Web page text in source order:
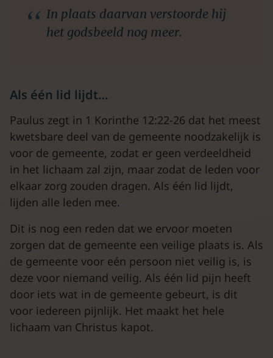
In plaats daarvan verstoorde hij
het godsbeeld nog meer.
Als één lid lijdt…
Paulus zegt in 1 Korinthe 12:22-26 dat het meest
kwetsbare deel van de gemeente noodzakelijk is
voor de gemeente, zodat er geen verdeeldheid
in het lichaam zal zijn, maar zodat de leden voor
elkaar zorg zouden dragen. Als één lid lijdt,
lijden alle leden mee.
Dit is nog een reden dat we ervoor moeten
zorgen dat de gemeente een veilige plaats is. Als
de gemeente voor eén persoon niet veilig is, is
deze voor niemand veilig. Als één lid pijn heeft
door iets wat in de gemeente gebeurt, is dit
voor iedereen pijnlijk. Het maakt het hele
lichaam van Christus kapot.